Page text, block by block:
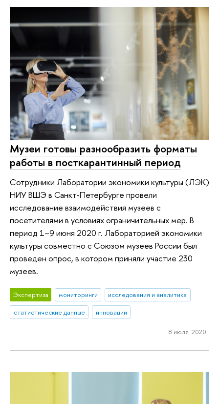
Музеи готовы разнообразить форматы
работы в посткарантинный период
Сотрудники Лаборатории экономики культуры (ЛЭК)
НИУ ВШЭ в Санкт-Петербурге провели
исследование взаимодействия музеев с
посетителями в условиях ограничительных мер. В
период 1–9 июня 2020 г. Лабораторией экономики
культуры совместно с Союзом музеев России был
проведен опрос, в котором приняли участие 230
музеев.
Экспертиза мониторинги
исследования и аналитика
статистические данные
инновации
8 июля 2020